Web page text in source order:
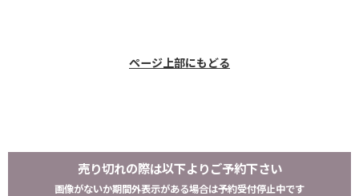
ページ上部にもどる
売り切れの際は以下よりご予約下さい
画像がないか期間外表示がある場合は予約受付停止中です